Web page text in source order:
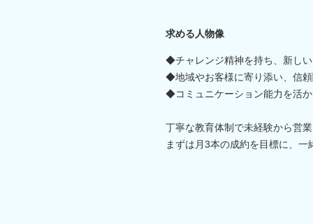
求める人物像
◆チャレンジ精神を持ち、新し
◆地域やお客様に寄り添い、信
◆コミュニケーション能力を活
丁寧な教育体制で未経験から営
まずは月3本の成約を目標に、一